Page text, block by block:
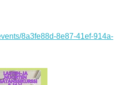
8a3fe88d-8e87-41ef-914a-